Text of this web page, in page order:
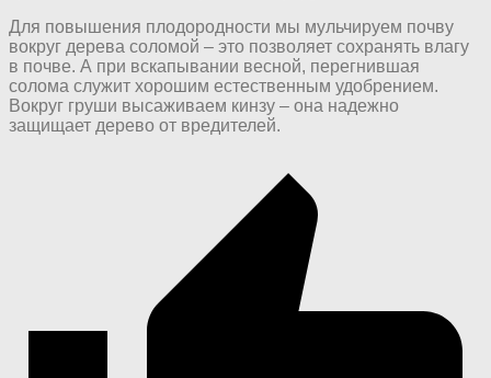
Для повышения плодородности мы мульчируем почву
вокруг дерева соломой – это позволяет сохранять влагу
в почве. А при вскапывании весной, перегнившая
солома служит хорошим естественным удобрением.
Вокруг груши высаживаем кинзу – она надежно
защищает дерево от вредителей.